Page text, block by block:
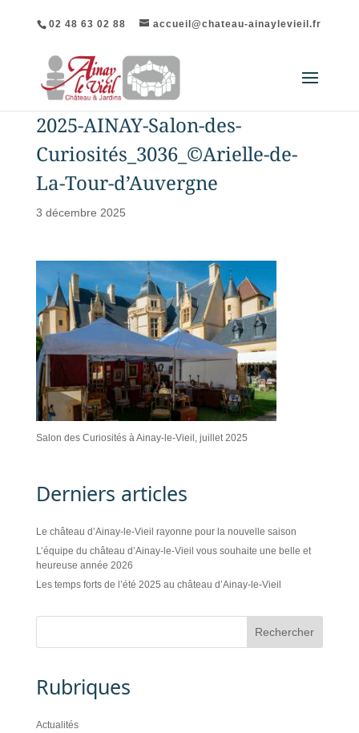
02 48 63 02 88 accueil@chateau-ainaylevieil.fr
2025-AINAY-Salon-des-
Curiosités_3036_©Arielle-de-
La-Tour-d’Auvergne
3 décembre 2025
Salon des Curiosités à Ainay-le-Vieil, juillet 2025
Derniers articles
Le château d’Ainay-le-Vieil rayonne pour la nouvelle saison
L’équipe du château d’Ainay-le-Vieil vous souhaite une belle et
heureuse année 2026
Les temps forts de l’été 2025 au château d’Ainay-le-Vieil
Rubriques
Actualités